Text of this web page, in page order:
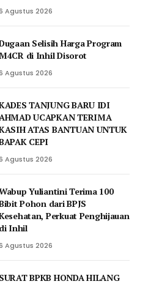
Agustus 2026
Selisih Harga Program
di Inhil Disorot
Agustus 2026
TANJUNG BARU IDI
UCAPKAN TERIMA
ATAS BANTUAN UNTUK
CEPI
Agustus 2026
Yuliantini Terima 100
Pohon dari BPJS
Perkuat Penghijauan
di Inhil
Agustus 2026
SURAT BPKB HONDA HILANG